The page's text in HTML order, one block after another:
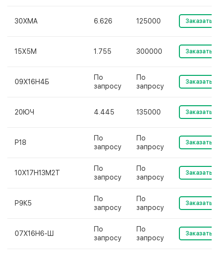
30ХМА 6.626 125000 Заказать
15Х5М 1.755 300000 Заказать
09Х16Н4Б
По
запросу
По
запросу
Заказать
20ЮЧ 4.445 135000 Заказать
Р18
По
запросу
По
запросу
Заказать
10Х17Н13М2Т
По
запросу
По
запросу
Заказать
Р9К5
По
запросу
По
запросу
Заказать
07Х16Н6-Ш
По
запросу
По
запросу
Заказать